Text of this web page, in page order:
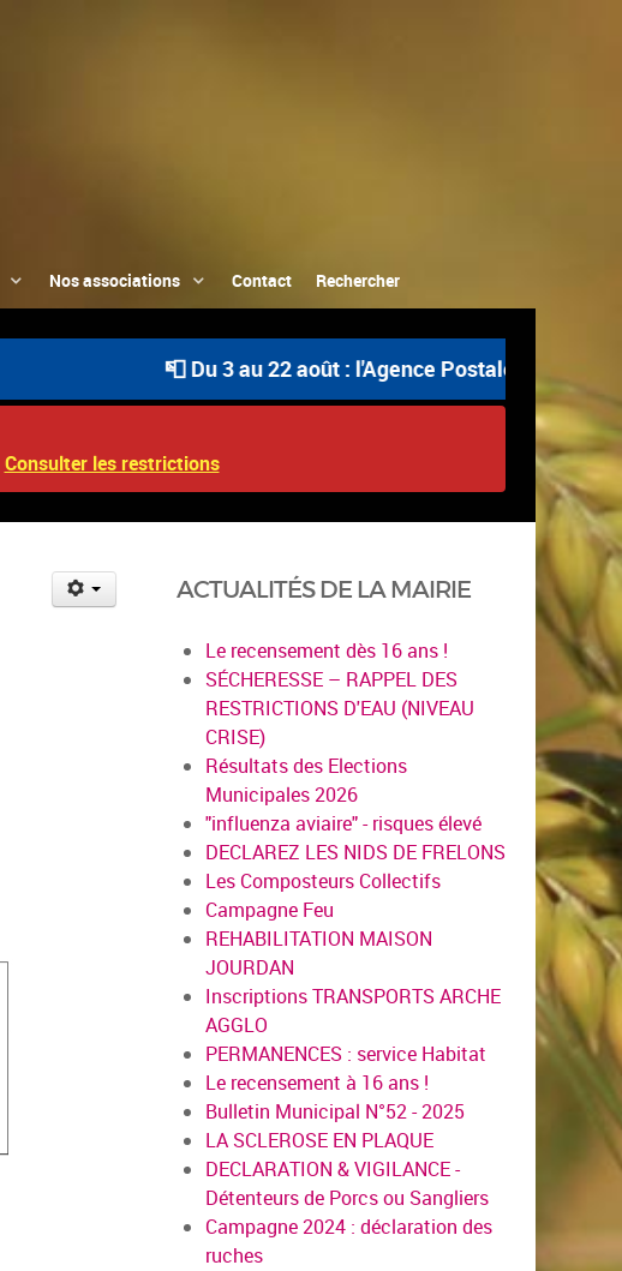
Nos associations Contact Rechercher
📮 Du 3 au 22 août : l'Agence Postale
Consulter les restrictions
ACTUALITÉS DE LA MAIRIE
Le recensement dès 16 ans !
SÉCHERESSE – RAPPEL DES
RESTRICTIONS D'EAU (NIVEAU
CRISE)
Résultats des Elections
Municipales 2026
"influenza aviaire" - risques élevé
DECLAREZ LES NIDS DE FRELONS
Les Composteurs Collectifs
Campagne Feu
REHABILITATION MAISON
JOURDAN
Inscriptions TRANSPORTS ARCHE
AGGLO
PERMANENCES : service Habitat
Le recensement à 16 ans !
Bulletin Municipal N°52 - 2025
LA SCLEROSE EN PLAQUE
DECLARATION & VIGILANCE -
Détenteurs de Porcs ou Sangliers
Campagne 2024 : déclaration des
ruches